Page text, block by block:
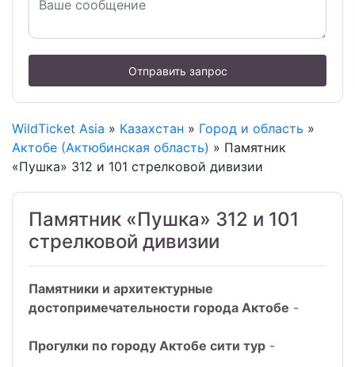
Отправить запрос
WildTicket Asia » Казахстан » Город и область »
Актобе (Актюбинская область) » Памятник
«Пушка» 312 и 101 стрелковой дивизии
Памятник «Пушка» 312 и 101
стрелковой дивизии
Памятники и архитектурные
достопримечательности города Актобе -
Прогулки по городу Актобе сити тур -